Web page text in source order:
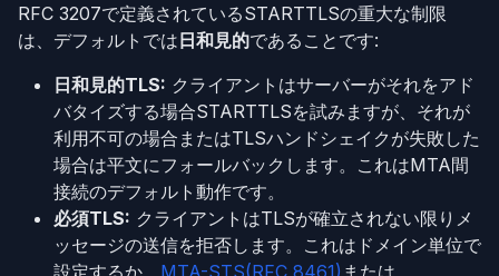
RFC 3207で定義されているSTARTTLSの重大な制限
は、デフォルトでは日和見的であることです:
日和見的TLS: クライアントはサーバーがそれをアド
バタイズする場合STARTTLSを試みますが、それが
利用不可の場合またはTLSハンドシェイクが失敗した
場合は平文にフォールバックします。これはMTA間
接続のデフォルト動作です。
必須TLS: クライアントはTLSが確立されない限りメ
ッセージの送信を拒否します。これはドメイン単位で
設定するか、 MTA-STS(RFC 8461) または